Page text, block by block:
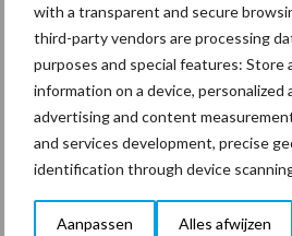
with a transparent and secure
third-party vendors are processing
purposes and special features: Store
information on a device,
advertising and content
and services development, precise
identification through device
Aanpassen Alles afwijzen
Coronavirus
Toon meer